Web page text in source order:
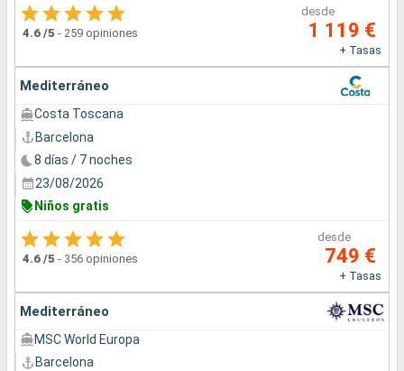
4.6 /5 - 259 opiniones
desde
1 119 €
+ Tasas
Mediterráneo
Costa Toscana
Barcelona
8 días / 7 noches
23/08/2026
Niños gratis
4.6 /5 - 356 opiniones
desde
749 €
+ Tasas
Mediterráneo
MSC World Europa
Barcelona